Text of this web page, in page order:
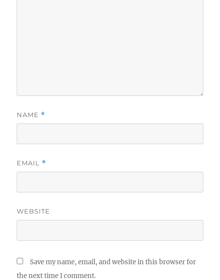
NAME *
EMAIL *
WEBSITE
Save my name, email, and website in this browser for
the next time I comment.